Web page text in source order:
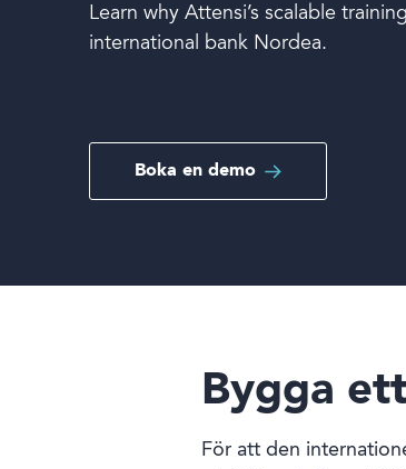
Learn why Attensi’s scalable
international bank Nordea.
Boka en demo
Bygga
För att den